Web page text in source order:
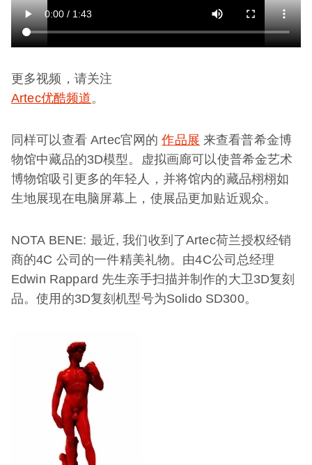
更多视频，请关注
Artec优酷频道。
同样可以查看 Artec官网的作品展 来查看普希金博
物馆中藏品的3D模型。虚拟画廊可以使普希金艺术
博物馆吸引更多的年轻人，并将馆内的藏品栩栩如
生地展现在电脑屏幕上，使展品更加贴近观众。
NOTA BENE: 最近, 我们收到了Artec荷兰授权经销
商的4C 公司的一件精美礼物。由4C公司总经理
Edwin Rappard 先生亲手扫描并制作的大卫3D复刻
品。使用的3D复刻机型号为Solido SD300。